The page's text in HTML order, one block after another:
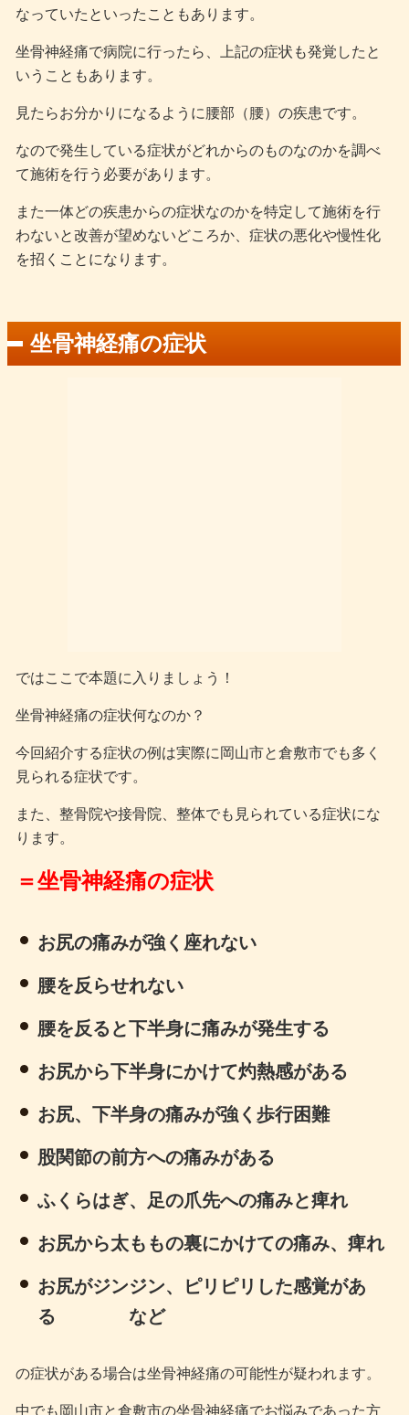
なっていたといったこともあります。
坐骨神経痛で病院に行ったら、上記の症状も発覚したと
いうこともあります。
見たらお分かりになるように腰部（腰）の疾患です。
なので発生している症状がどれからのものなのかを調べ
て施術を行う必要があります。
また一体どの疾患からの症状なのかを特定して施術を行
わないと改善が望めないどころか、症状の悪化や慢性化
を招くことになります。
坐骨神経痛の症状
ではここで本題に入りましょう！
坐骨神経痛の症状何なのか？
今回紹介する症状の例は実際に岡山市と倉敷市でも多く
見られる症状です。
また、整骨院や接骨院、整体でも見られている症状にな
ります。
＝坐骨神経痛の症状
お尻の痛みが強く座れない
腰を反らせれない
腰を反ると下半身に痛みが発生する
お尻から下半身にかけて灼熱感がある
お尻、下半身の痛みが強く歩行困難
股関節の前方への痛みがある
ふくらはぎ、足の爪先への痛みと痺れ
お尻から太ももの裏にかけての痛み、痺れ
お尻がジンジン、ピリピリした感覚があ
る など
の症状がある場合は坐骨神経痛の可能性が疑われます。
中でも岡山市と倉敷市の坐骨神経痛でお悩みであった方